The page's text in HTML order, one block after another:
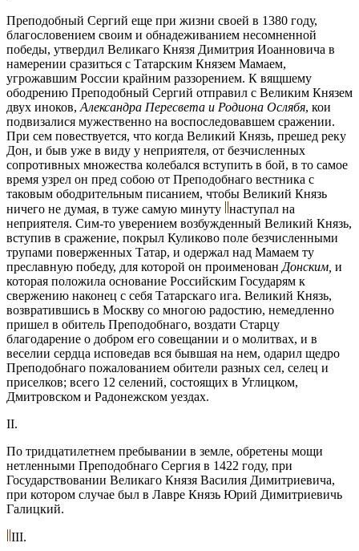
Преподобный Сергий еще при жизни своей в 1380 году,
благословением своим и обнадеживанием несомненной
победы, утвердил Великаго Князя Димитрия Иоанновича в
намерении сразиться с Татарским Князем Мамаем,
угрожавшим России крайним раззорением. К вящшему
ободрению Преподобный Сергий отправил с Великим Князем
двух иноков, Александра Пересвета и Родиона Ослябя, кои
подвизалися мужественно на воспоследовавшем сражении.
При сем повествуется, что когда Великий Князь, прешед реку
Дон, и быв уже в виду у неприятеля, от безчисленных
сопротивных множества колебался вступить в бой, в то самое
время узрел он пред собою от Преподобнаго вестника с
таковым ободрительным писанием, чтобы Великий Князь
ничего не думая, в туже самую минуту наступал на
неприятеля. Сим-то уверением возбужденный Великий Князь,
вступив в сражение, покрыл Куликово поле безчисленными
трупами поверженных Татар, и одержал над Мамаем ту
преславную победу, для которой он проименован Донским, и
которая положила основание Российским Государям к
свержению наконец с себя Татарскаго ига. Великий Князь,
возвратившись в Москву со многою радостию, немедленно
пришел в обитель Преподобнаго, воздати Старцу
благодарение о добром его совещании и о молитвах, и в
веселии сердца исповедав вся бывшая на нем, одарил щедро
Преподобнаго пожалованием обители разных сел, селец и
приселков; всего 12 селений, состоящих в Углицком,
Дмитровском и Радонежском уездах.
II.
По тридцатилетнем пребывании в земле, обретены мощи
нетленными Преподобнаго Сергия в 1422 году, при
Государствовании Великаго Князя Василия Димитриевича,
при котором случае был в Лавре Князь Юрий Димитриевичь
Галицкий.
III.